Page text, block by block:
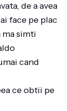
de a avea
face pe plac
simti
cand
ce obtii pe